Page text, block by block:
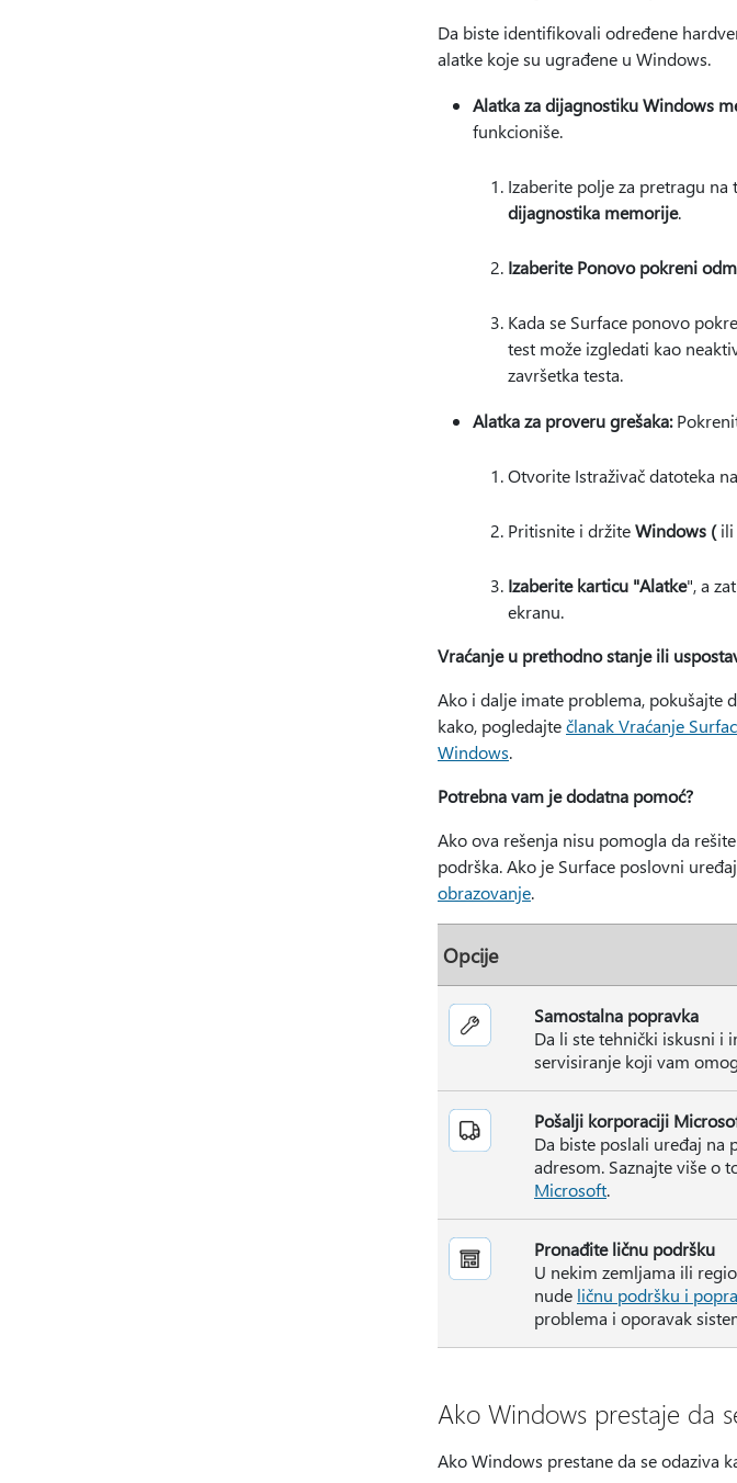
Da biste identifikovali određene
alatke koje su ugrađene u Windows.
Alatka za dijagnostiku Windows
funkcioniše.
Izaberite polje za pretragu na
dijagnostika memorije.
Izaberite Ponovo pokreni
Kada se Surface ponovo
test može izgledati kao
završetka testa.
Alatka za proveru grešaka:
Otvorite Istraživač datoteka
Pritisnite i držiteWindows (ili
Izaberite karticu "Alatke", a
ekranu.
Vraćanje u prethodno stanje ili
Ako i dalje imate problema, pokušajte
kako, pogledajtečlanak Vraćanje
Windows.
Potrebna vam je dodatna pomoć?
Ako ova rešenja nisu pomogla da
podrška. Ako je Surface poslovni
obrazovanje.
Opcije
Samostalna popravka
Da li ste tehnički iskusni i
servisiranje koji vam
Pošalji korporaciji
Da biste poslali uređaj na
adresom. Saznajte više o
Microsoft.
Pronađite ličnu podršku
U nekim zemljama ili
nude ličnu podršku i
problema i oporavak
Ako Windows prestaje da
Ako Windows prestane da se odaziva